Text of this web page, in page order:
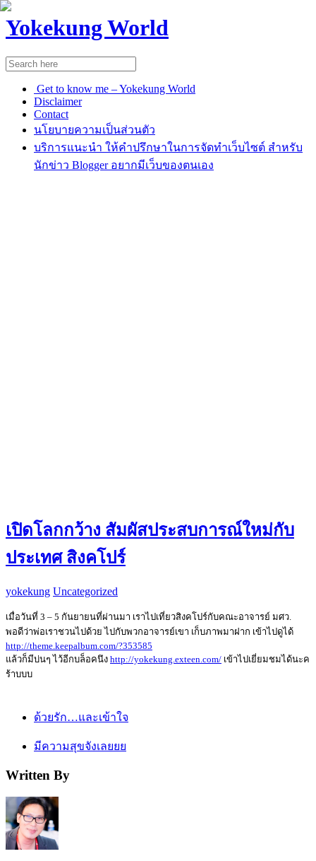
Yokekung World
Get to know me – Yokekung World
Disclaimer
Contact
นโยบายความเป็นส่วนตัว
บริการแนะนำ ให้คำปรึกษาในการจัดทำเว็บไซต์ สำหรับ
นักข่าว Blogger อยากมีเว็บของตนเอง
เปิดโลกกว้าง สัมผัสประสบการณ์ใหม่กับ
ประเทศ สิงคโปร์
yokekung Uncategorized
เมื่อวันที่ 3 – 5 กันยายนที่ผ่านมา เราไปเที่ยวสิงคโปร์กับคณะอาจารย์ มศว.
พอดีว่าพ่อเราชวนไปด้วย ไปกับพวกอาจารย์เขา เก็บภาพมาฝาก เข้าไปดูได้
http://theme.keepalbum.com/?353585
แล้วก็มีบ่นๆ ไว้อีกบล็อคนึง http://yokekung.exteen.com/ เข้าไปเยี่ยมชมได้นะค
ร้าบบบ
ด้วยรัก…และเข้าใจ
มีความสุขจังเลยยย
Written By